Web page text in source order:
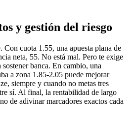
y gestión del riesgo
Con cuota 1.55, una apuesta plana de
neta, 55. No está mal. Pero te exige
sostener banca. En cambio, una
a zona 1.85-2.05 puede mejorar
siempre y cuando no metas tres
sí. Al final, la rentabilidad de largo
de adivinar marcadores exactos cada